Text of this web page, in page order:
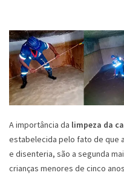
A importância da limpeza da
estabelecida pelo fato de que
e disenteria, são a segunda
crianças menores de cinco